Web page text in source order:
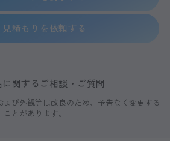
見積もりを依頼する
に関するご相談・ご質問
び外観等は改良のため、予告なく変更する
ことがあります。